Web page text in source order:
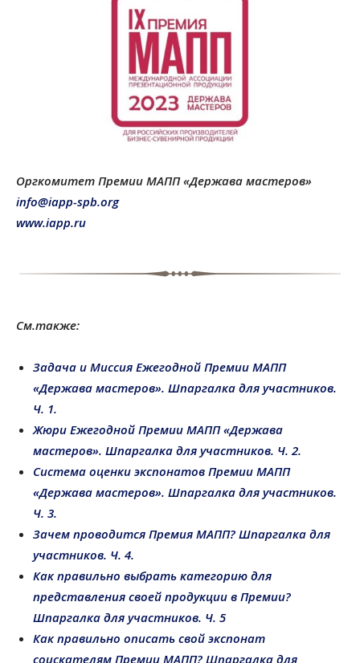
Оргкомитет Премии МАПП «Держава мастеров»
info@iapp-spb.org
www.iapp.ru
См.также:
Задача и Миссия Ежегодной Премии МАПП
«Держава мастеров». Шпаргалка для участников.
Ч. 1.
Жюри Ежегодной Премии МАПП «Держава
мастеров». Шпаргалка для участников. Ч. 2.
Система оценки экспонатов Премии МАПП
«Держава мастеров». Шпаргалка для участников.
Ч. 3.
Зачем проводится Премия МАПП? Шпаргалка для
участников. Ч. 4.
Как правильно выбрать категорию для
представления своей продукции в Премии?
Шпаргалка для участников. Ч. 5
Как правильно описать свой экспонат
соискателям Премии МАПП? Шпаргалка для